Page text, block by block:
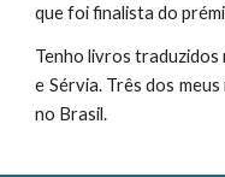
que foi finalista do
Tenho livros traduzidos
e Sérvia. Três dos
no Brasil.